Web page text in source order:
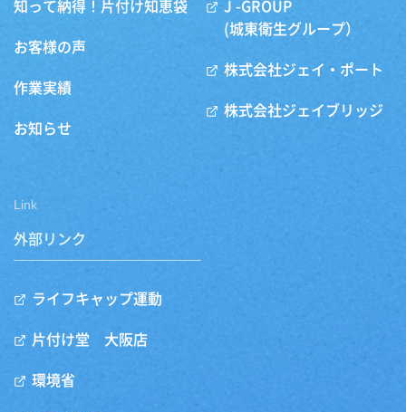
知って納得！片付け知恵袋
お客様の声
作業実績
お知らせ
J -GROUP
(城東衛生グループ）
株式会社ジェイ・ポート
株式会社ジェイブリッジ
Link
外部リンク
ライフキャップ運動
片付け堂 大阪店
環境省